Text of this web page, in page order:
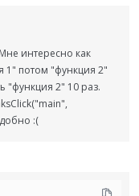
интересно как
1" потом "функция 2"
"функция 2" 10 раз.
:(